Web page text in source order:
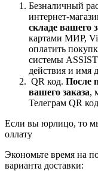
Безналичный
интернет-
складе вашего
картами МИР,
оплатить
системы
действия и имя
QR код. После
вашего заказа,
Телеграм QR
Если вы юрлицо, то
оллату
Экономьте время на
варианта доставки: